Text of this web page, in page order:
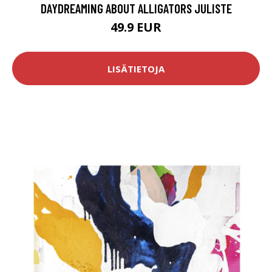
DAYDREAMING ABOUT ALLIGATORS JULISTE
49.9 EUR
LISÄTIETOJA